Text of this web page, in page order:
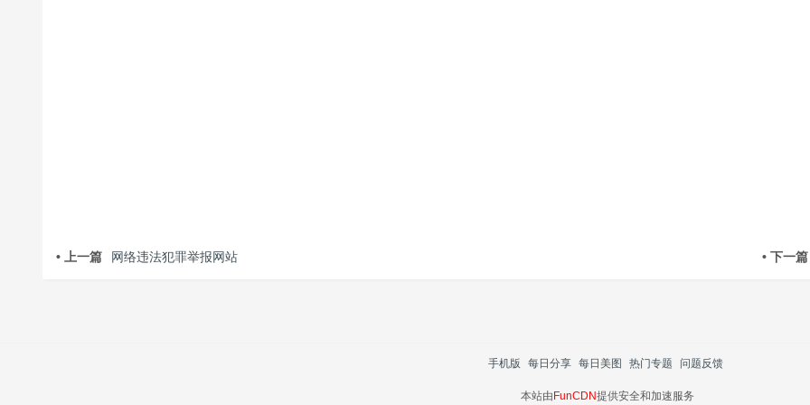
• 上一篇 网络违法犯罪举报网站 • 下一篇
手机版 每日分享 每日美图 热门专题 问题反馈
本站由FunCDN提供安全和加速服务